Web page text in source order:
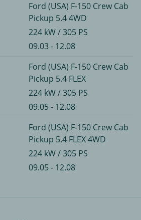
Ford (USA) F-150 Crew Cab
Pickup 5.4 4WD
224 kW / 305 PS
09.03 - 12.08
Ford (USA) F-150 Crew Cab
Pickup 5.4 FLEX
224 kW / 305 PS
09.05 - 12.08
Ford (USA) F-150 Crew Cab
Pickup 5.4 FLEX 4WD
224 kW / 305 PS
09.05 - 12.08